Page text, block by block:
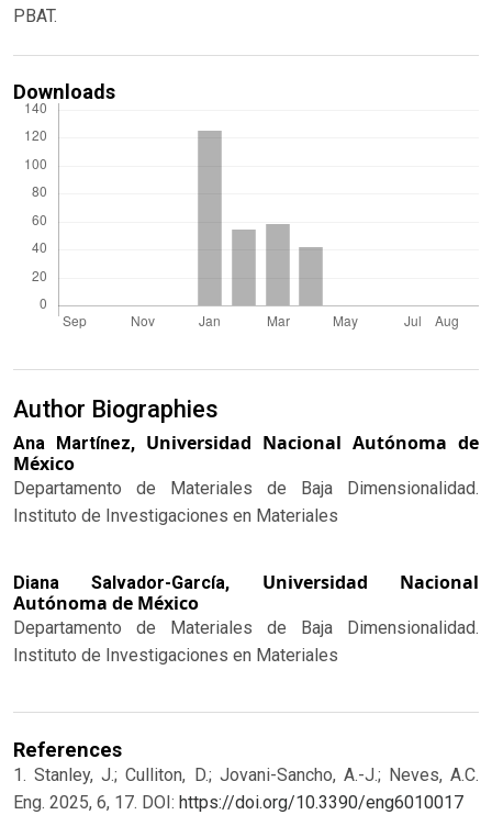
PBAT.
Downloads
Author Biographies
Ana Martínez, Universidad Nacional Autónoma de
México
Departamento de Materiales de Baja Dimensionalidad.
Instituto de Investigaciones en Materiales
Diana Salvador-García, Universidad Nacional
Autónoma de México
Departamento de Materiales de Baja Dimensionalidad.
Instituto de Investigaciones en Materiales
References
1. Stanley, J.; Culliton, D.; Jovani-Sancho, A.-J.; Neves, A.C.
Eng. 2025, 6, 17. DOI: https://doi.org/10.3390/eng6010017